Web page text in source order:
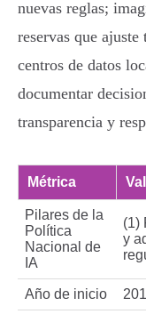
nuevas reglas;
reservas que
centros de datos
documentar
transparencia y
Métrica
Pilares de la
Política
Nacional de
IA
(1)
y
Año de inicio